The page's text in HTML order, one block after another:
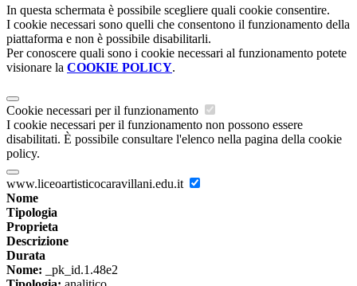
In questa schermata è possibile scegliere quali cookie consentire.
I cookie necessari sono quelli che consentono il funzionamento della
piattaforma e non è possibile disabilitarli.
Per conoscere quali sono i cookie necessari al funzionamento potete
visionare la COOKIE POLICY.
Cookie necessari per il funzionamento
I cookie necessari per il funzionamento non possono essere
disabilitati. È possibile consultare l'elenco nella pagina della cookie
policy.
www.liceoartisticocaravillani.edu.it
Nome
Tipologia
Proprieta
Descrizione
Durata
Nome: _pk_id.1.48e2